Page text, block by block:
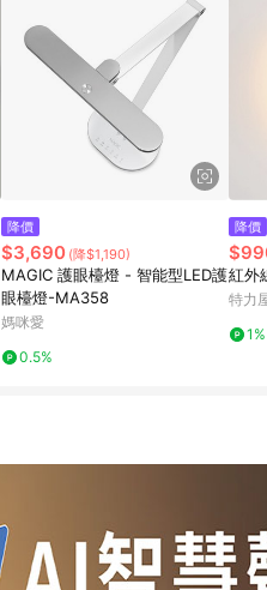
降價
$3,690 (降$1,190)
MAGIC 護眼檯燈 - 智能型LED護
眼檯燈-MA358
媽咪愛
0.5%
降價
紅外
特力
1%